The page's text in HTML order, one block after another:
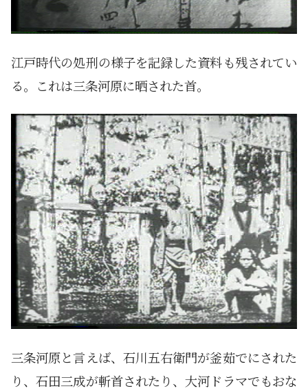
江戸時代の処刑の様子を記録した資料も残されてい
る。これは三条河原に晒された首。
三条河原と言えば、石川五右衛門が釜茹でにされた
り、石田三成が斬首されたり、大河ドラマでもおな